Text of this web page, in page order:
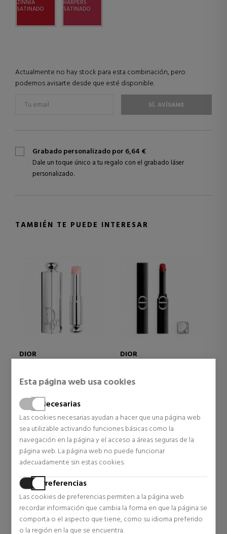
Esta página web usa cookies
Necesarias
Las cookies necesarias ayudan a hacer que una página web
sea utilizable activando funciones básicas como la
navegación en la página y el acceso a áreas seguras de la
página web. La página web no puede funcionar
adecuadamente sin estas cookies.
Preferencias
Las cookies de preferencias permiten a la página web
recordar información que cambia la forma en que la página se
comporta o el aspecto que tiene, como su idioma preferido
o la región en la que se encuentra.
ZINNIA
SATINADO
HARPERS
SATINADO
Actualmente no hay stock para esta combinación, pero
podemos avisarte desde que esté disponible.
SÍ, AVÍSAME
Grabado personalizado por 6,64 €
Dale un toque único a tu regalo con el grabado láser
personalizado.
TAMBIÉN TE PUEDE INTERESAR
DIOR
BARRA DE LABIOS
DURACIÓN ULTRALARGA -
ACABADO BRILLANTE
37,87 €
DIOR
RECARGA DE BÁLSAMO DE
LABIOS UNIVERSAL - 95 %
HIDRATANTE
30,63 €